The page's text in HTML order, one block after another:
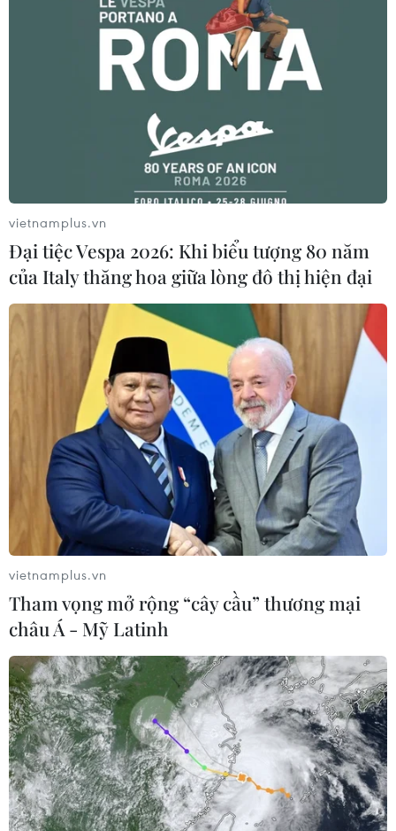
Thành viên đảng Cộng hòa chỉ trích vụ
đột kích vào dinh thự ông Trump
09/08/2022 23:15
Chủ tịch Ủy ban Quốc gia đảng Cộng hòa Ronna
McDaniel đã gọi cuộc đột kích là một “sự lạm dụng
quyền lực,” đồng thời chỉ trích đảng Dân chủ coi thường
Cựu Tổng thống Donald Trump trình diện
trước Tổng Chưởng lý New York
10/08/2022 23:03
Ngày 10/8, cựu Tổng thống Mỹ Donald Trump đã đến
Văn phòng Tổng Chưởng lý New York ở Hạ Manhattan
để trả lời thẩm vấn trong khuôn khổ một cuộc điều tra
dân sự về hoạt động kinh doanh của gia đình ông.
vietnamplus.vn
Đại tiệc Vespa 2026: Khi biểu tượng 80 năm
của Italy thăng hoa giữa lòng đô thị hiện đại
vietnamplus.vn
Tham vọng mở rộng “cây cầu” thương mại
châu Á - Mỹ Latinh